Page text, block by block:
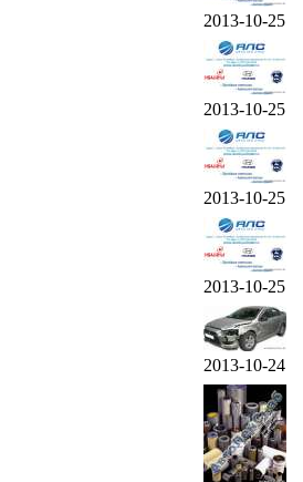
2013-10-25
2013-10-25
2013-10-25
2013-10-25
2013-10-24